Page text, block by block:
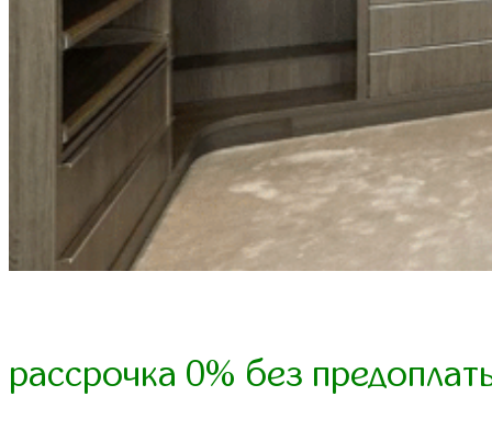
рассрочка 0% без